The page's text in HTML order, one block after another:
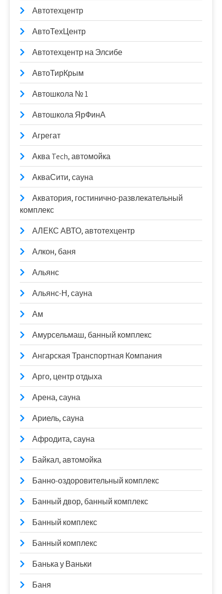
Автотехцентр
АвтоТехЦентр
Автотехцентр на Элсибе
АвтоТирКрым
Автошкола № 1
Автошкола ЯрФинА
Агрегат
Аква Tech, автомойка
АкваСити, сауна
Акватория, гостинично-развлекательный
комплекс
АЛЕКС АВТО, автотехцентр
Алкон, баня
Альянс
Альянс-Н, сауна
Ам
Амурсельмаш, банный комплекс
Ангарская Транспортная Компания
Арго, центр отдыха
Арена, сауна
Ариель, сауна
Афродита, сауна
Байкал, автомойка
Банно-оздоровительный комплекс
Банный двор, банный комплекс
Банный комплекс
Банный комплекс
Банька у Ваньки
Баня